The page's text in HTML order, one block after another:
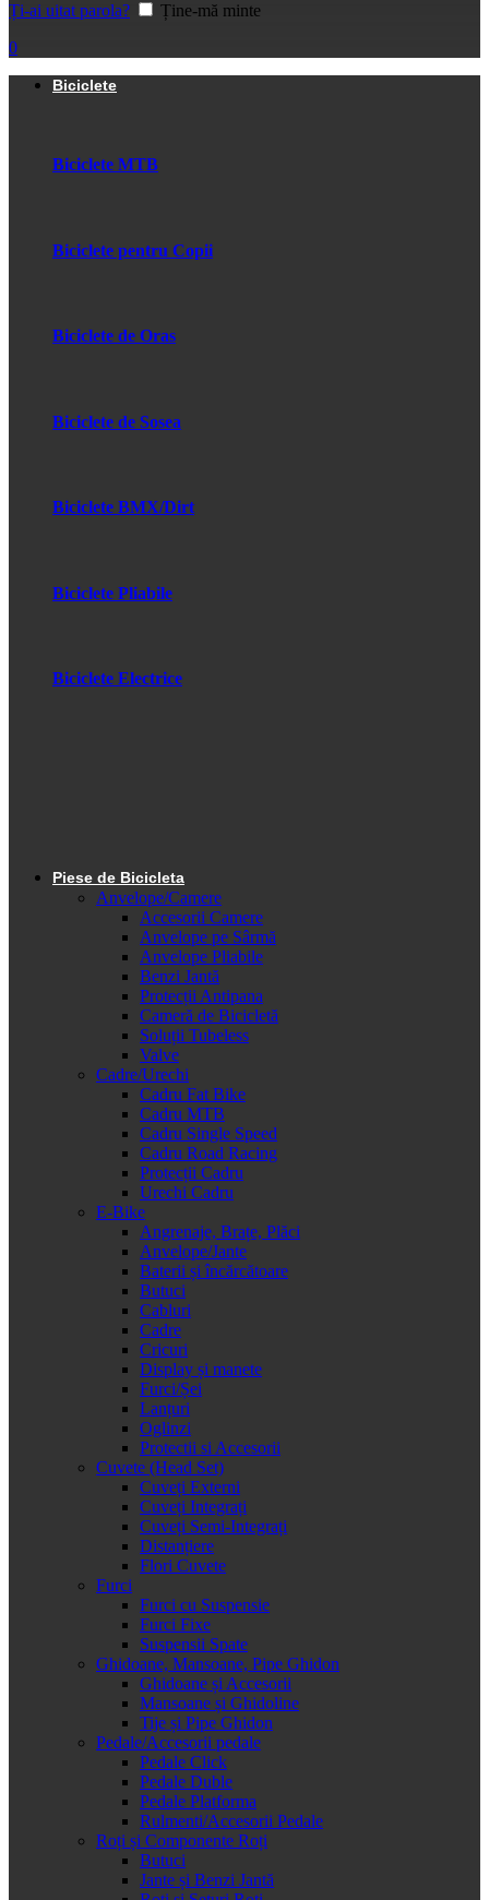
Ți-ai uitat parola?
Ține-mă minte
0
Biciclete
Biciclete MTB
Biciclete pentru Copii
Biciclete de Oras
Biciclete de Sosea
Biciclete BMX/Dirt
Biciclete Pliabile
Biciclete Electrice
Piese de Bicicleta
Anvelope/Camere
Accesorii Camere
Anvelope pe Sârmă
Anvelope Pliabile
Benzi Jantă
Protecții Antipana
Cameră de Bicicletă
Soluții Tubeless
Valve
Cadre/Urechi
Cadru Fat Bike
Cadru MTB
Cadru Single Speed
Cadru Road Racing
Protecții Cadru
Urechi Cadru
E-Bike
Angrenaje, Brațe, Plăci
Anvelope/Jante
Baterii și încărcătoare
Butuci
Cabluri
Cadre
Cricuri
Display și manete
Furci/Șei
Lanțuri
Oglinzi
Protectii si Accesorii
Cuvete (Head Set)
Cuveți Externi
Cuveți Integrați
Cuveți Semi-Integrați
Distanțiere
Flori Cuvete
Furci
Furci cu Suspensie
Furci Fixe
Suspensii Spate
Ghidoane, Mansoane, Pipe Ghidon
Ghidoane și Accesorii
Mansoane și Ghidoline
Tije și Pipe Ghidon
Pedale/Accesorii pedale
Pedale Click
Pedale Duble
Pedale Platforma
Rulmenti/Accesorii Pedale
Roți și Componente Roți
Butuci
Jante și Benzi Jantă